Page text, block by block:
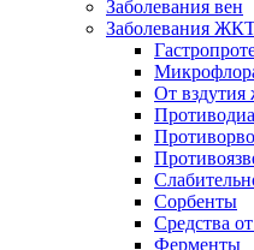
Заболевания вен
Заболевания
От вздутия
Сорбенты
Средства
Ферменты